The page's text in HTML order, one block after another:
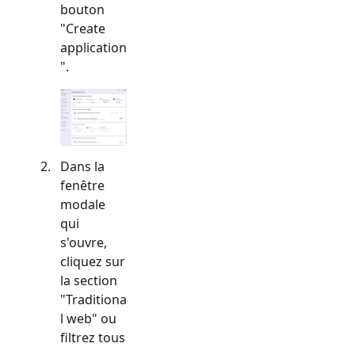
bouton
"Create
application
".
Dans la
fenêtre
modale
qui
s'ouvre,
cliquez sur
la section
"Traditiona
l web" ou
filtrez tous